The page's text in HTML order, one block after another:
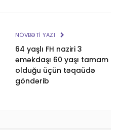
NÖVBƏTI YAZI
64 yaşlı FH naziri 3
əməkdaşı 60 yaşı tamam
olduğu üçün təqaüdə
göndərib